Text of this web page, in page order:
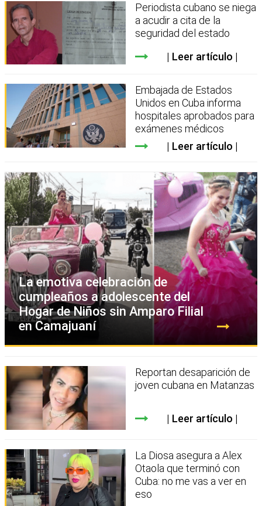
Periodista cubano se niega
a acudir a cita de la
seguridad del estado
Leer artículo
Embajada de Estados
Unidos en Cuba informa
hospitales aprobados para
exámenes médicos
Leer artículo
La emotiva celebración de
cumpleaños a adolescente del
Hogar de Niños sin Amparo Filial
en Camajuaní
Reportan desaparición de
joven cubana en Matanzas
Leer artículo
La Diosa asegura a Alex
Otaola que terminó con
Cuba: no me vas a ver en
eso